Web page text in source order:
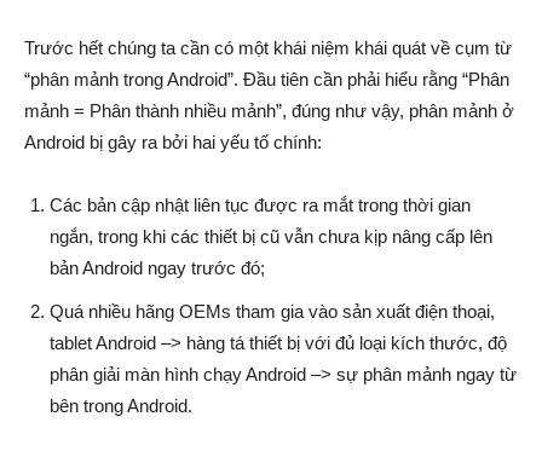
Trước hết chúng ta cần có một khái niệm khái quát về cụm từ
“phân mảnh trong Android”. Đầu tiên cần phải hiểu rằng “Phân
mảnh = Phân thành nhiều mảnh”, đúng như vậy, phân mảnh ở
Android bị gây ra bởi hai yếu tố chính:
Các bản cập nhật liên tục được ra mắt trong thời gian
ngắn, trong khi các thiết bị cũ vẫn chưa kịp nâng cấp lên
bản Android ngay trước đó;
Quá nhiều hãng OEMs tham gia vào sản xuất điện thoại,
tablet Android –> hàng tá thiết bị với đủ loại kích thước, độ
phân giải màn hình chạy Android –> sự phân mảnh ngay từ
bên trong Android.